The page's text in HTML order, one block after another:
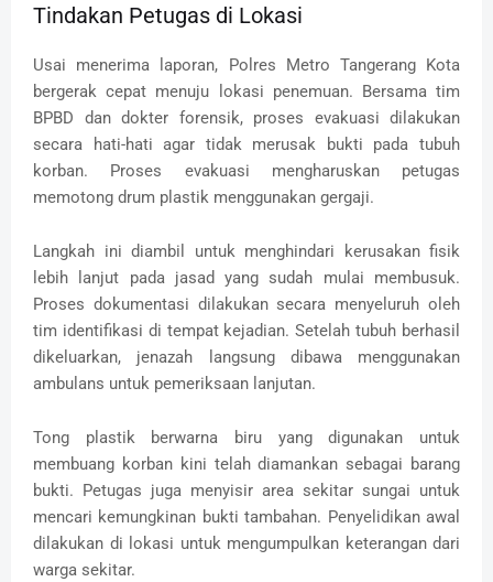
Tindakan Petugas di Lokasi
Usai menerima laporan, Polres Metro Tangerang Kota
bergerak cepat menuju lokasi penemuan. Bersama tim
BPBD dan dokter forensik, proses evakuasi dilakukan
secara hati-hati agar tidak merusak bukti pada tubuh
korban. Proses evakuasi mengharuskan petugas
memotong drum plastik menggunakan gergaji.
Langkah ini diambil untuk menghindari kerusakan fisik
lebih lanjut pada jasad yang sudah mulai membusuk.
Proses dokumentasi dilakukan secara menyeluruh oleh
tim identifikasi di tempat kejadian. Setelah tubuh berhasil
dikeluarkan, jenazah langsung dibawa menggunakan
ambulans untuk pemeriksaan lanjutan.
Tong plastik berwarna biru yang digunakan untuk
membuang korban kini telah diamankan sebagai barang
bukti. Petugas juga menyisir area sekitar sungai untuk
mencari kemungkinan bukti tambahan. Penyelidikan awal
dilakukan di lokasi untuk mengumpulkan keterangan dari
warga sekitar.